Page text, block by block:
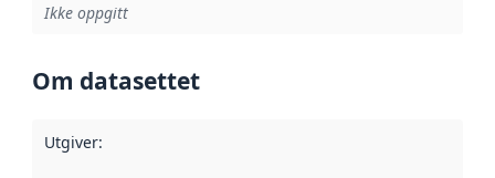
Ikke oppgitt
Om datasettet
Utgiver: